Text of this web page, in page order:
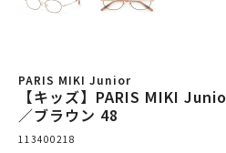
PARIS MIKI Junior
【キッズ】PARIS MIKI
／ブラウン 48
113400218